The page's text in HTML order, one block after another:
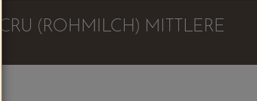
(ROHMILCH) MITTLERE